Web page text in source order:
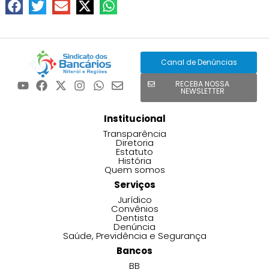
Canal de Denúncias
RECEBA NOSSA
NEWSLETTER
Institucional
Transparência
Diretoria
Estatuto
História
Quem somos
Serviços
Jurídico
Convênios
Dentista
Denúncia
Saúde, Previdência e Segurança
Bancos
BB